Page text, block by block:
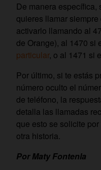
De manera específica,
quieres llamar
activarlo llamando al
de Orange), al 1470 si
particular, o al 1471 si
Por último, si te estás
número oculto el
de teléfono, la
detalla las llamadas
que esto se solicite
otra historia.
Por Maty Fontenla